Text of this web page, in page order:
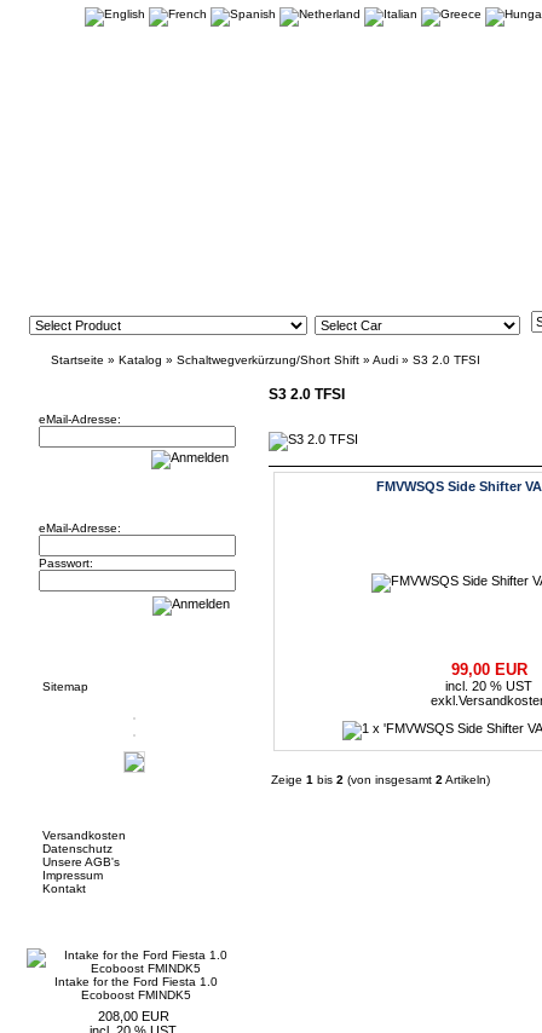
Startseite » Katalog » Schaltwegverkürzung/Short Shift » Audi » S3 2.0 TFSI
eMail-Adresse:
eMail-Adresse:
Passwort:
Sitemap
Versandkosten
Datenschutz
Unsere AGB's
Impressum
Kontakt
Intake for the Ford Fiesta 1.0
Ecoboost FMINDK5
208,00 EUR
S3 2.0 TFSI
FMVWSQS Side Shifter
99,00 EUR
incl. 20 % UST
exkl.
Zeige 1 bis 2 (von insgesamt 2 Artikeln)